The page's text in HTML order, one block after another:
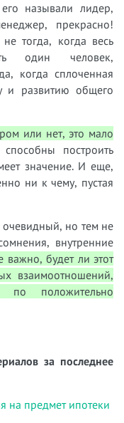
называли лидер,
прекрасно!
тогда, когда весь
один человек,
когда сплоченная
и развитию общего
или нет, это мало
построить
значение. И еще,
ни к чему, пустая
очевидный, но тем не
внутренние
важно, будет ли этот
взаимоотношений,
по положительно
за последнее
на предмет ипотеки